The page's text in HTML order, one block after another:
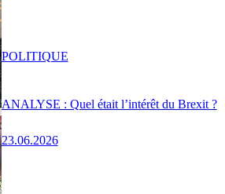
ANALYSE : Quel était l’intérêt du Brexit ?
23.06.2026
POLITIQUE